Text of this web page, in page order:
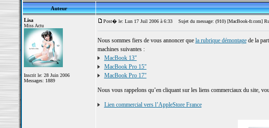
Auteur
Lisa
Miss Actu
Inscrit le: 28 Juin 2006
Messages: 1889
Post� le: Lun 17 Juil 2006 à 6:33 Sujet du message: (910) [MacBook-fr.com]
Nous sommes fiers de vous annoncer que la rubrique démontagede la
machines suivantes :
MacBook 13"
MacBook Pro 15"
MacBook Pro 17"
Nous vous rappelons qu’en cliquant sur les liens commerciaux du site,
Lien commercial vers l’AppleStore France